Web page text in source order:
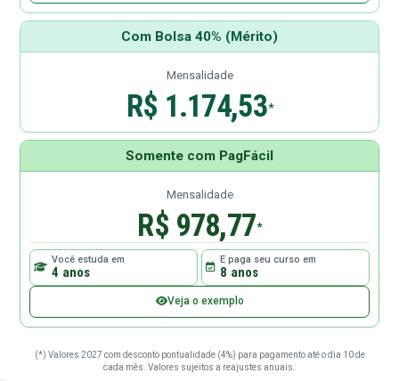
Com Bolsa 40% (Mérito)
Mensalidade
R$ 1.174,53*
Somente com PagFácil
Mensalidade
R$ 978,77*
Você estuda em
4 anos
E paga seu curso em
8 anos
Veja o exemplo
(*) Valores 2027 com desconto pontualidade (4%) para pagamento até o dia 10 de
cada mês. Valores sujeitos a reajustes anuais.